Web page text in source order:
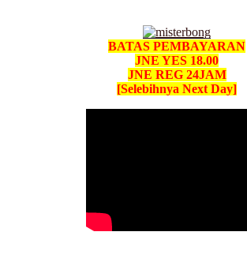
BATAS PEMBAYARAN
JNE YES 18.00
JNE REG 24JAM
[Selebihnya Next Day]